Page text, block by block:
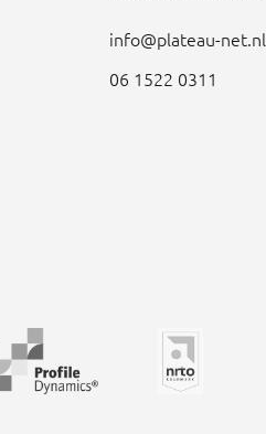
info@plateau-net.nl
06 1522 0311